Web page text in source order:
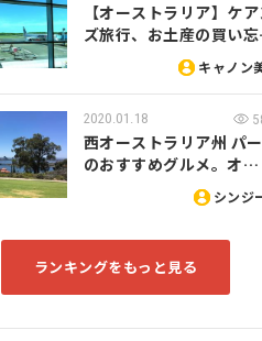
【オーストラリア】ケア
ズ旅行、お土産の買い
キャノン
2020.01.18
西オーストラリア州 パ
のおすすめグルメ。オ…
シンジ
ランキングをもっと見る